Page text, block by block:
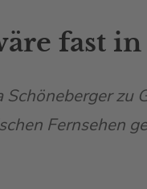
fast
zu
Fernsehen